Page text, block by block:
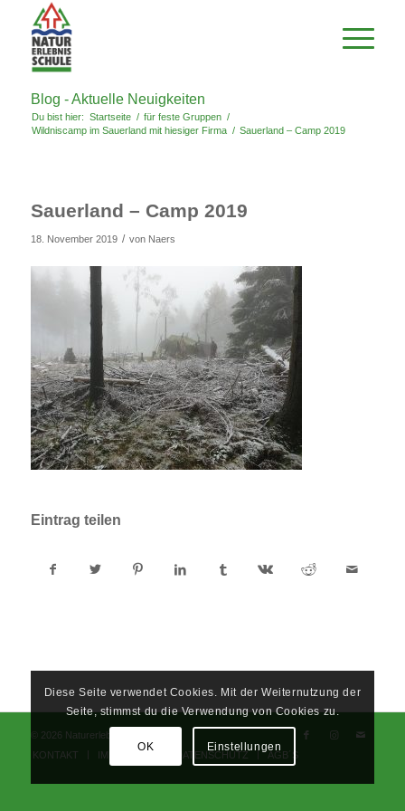
Blog - Aktuelle Neuigkeiten
Du bist hier: Startseite / für feste Gruppen /
Wildniscamp im Sauerland mit hiesiger Firma / Sauerland – Camp 2019
Sauerland – Camp 2019
18. November 2019 / von Naers
Eintrag teilen
© 2026 Naturerlebnisschule
KONTAKT
IMPRESSUM DATENSCHUTZ AGB´S
Diese Seite verwendet Cookies. Mit der Weiternutzung der
Seite, stimmst du die Verwendung von Cookies zu.
OK Einstellungen